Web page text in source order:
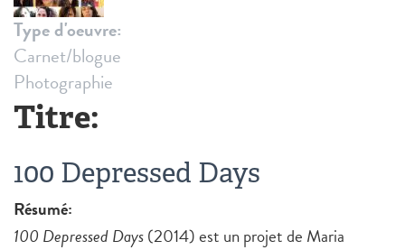
Type d'oeuvre:
Carnet/blogue
Photographie
Titre:
100 Depressed Days
Résumé:
100 Depressed Days(2014) est un projet de Maria